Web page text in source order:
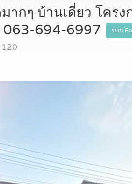
ากๆ บ้านเดี่ยว โครง
063-694-6997
ขาย